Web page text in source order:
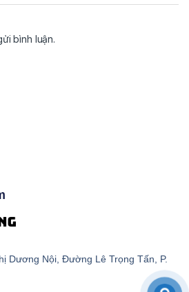
bình luận.
Dương Nội, Đường Lê Trọng Tấn, P.